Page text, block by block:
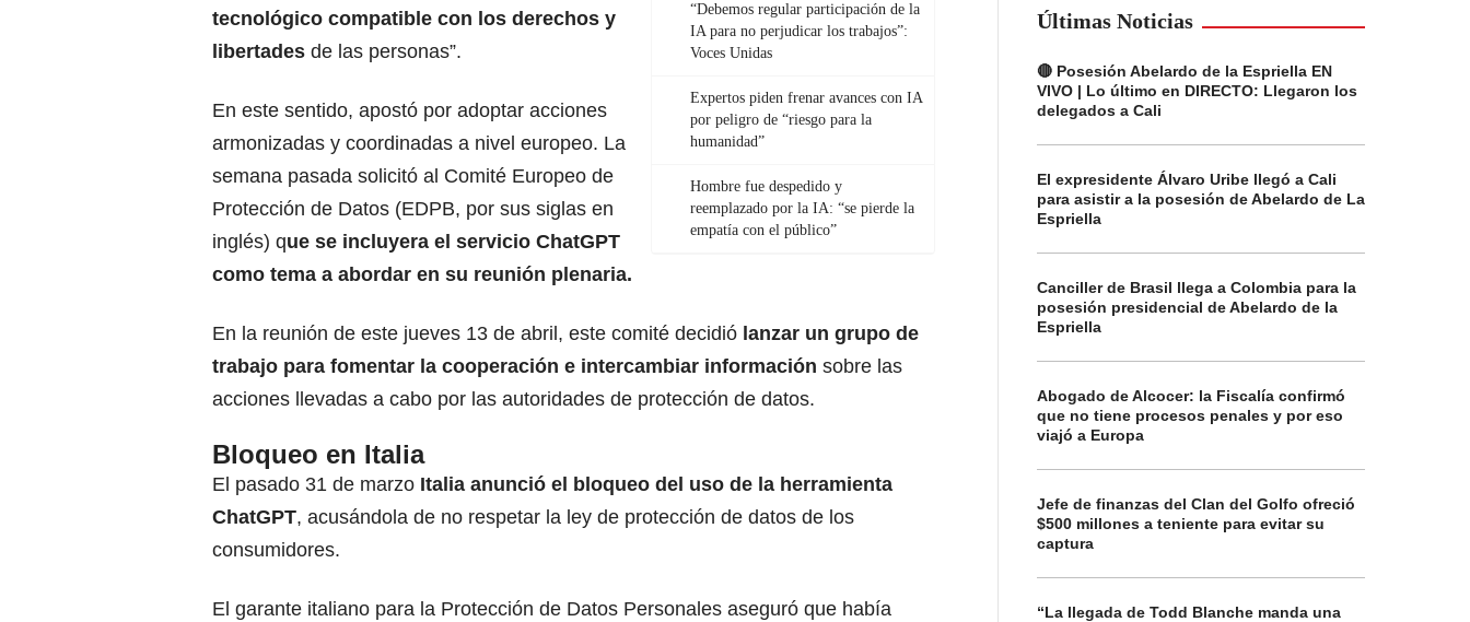
“Debemos regular participación de la
IA para no perjudicar los trabajos”:
Voces Unidas
Expertos piden frenar avances con IA
por peligro de “riesgo para la
humanidad”
Hombre fue despedido y
reemplazado por la IA: “se pierde la
empatía con el público”
tecnológico compatible con los derechos y
libertades de las personas”.
En este sentido, apostó por adoptar acciones
armonizadas y coordinadas a nivel europeo. La
semana pasada solicitó al Comité Europeo de
Protección de Datos (EDPB, por sus siglas en
inglés) que se incluyera el servicio ChatGPT
como tema a abordar en su reunión plenaria.
En la reunión de este jueves 13 de abril, este comité decidió lanzar un grupo de
trabajo para fomentar la cooperación e intercambiar información sobre las
acciones llevadas a cabo por las autoridades de protección de datos.
Bloqueo en Italia
El pasado 31 de marzo Italia anunció el bloqueo del uso de la herramienta
ChatGPT, acusándola de no respetar la ley de protección de datos de los
consumidores.
El garante italiano para la Protección de Datos Personales aseguró que había
Últimas Noticias
🔴 Posesión Abelardo de la Espriella EN
VIVO | Lo último en DIRECTO: Llegaron los
delegados a Cali
El expresidente Álvaro Uribe llegó a Cali
para asistir a la posesión de Abelardo de La
Espriella
Canciller de Brasil llega a Colombia para la
posesión presidencial de Abelardo de la
Espriella
Abogado de Alcocer: la Fiscalía confirmó
que no tiene procesos penales y por eso
viajó a Europa
Jefe de finanzas del Clan del Golfo ofreció
$500 millones a teniente para evitar su
captura
“La llegada de Todd Blanche manda una